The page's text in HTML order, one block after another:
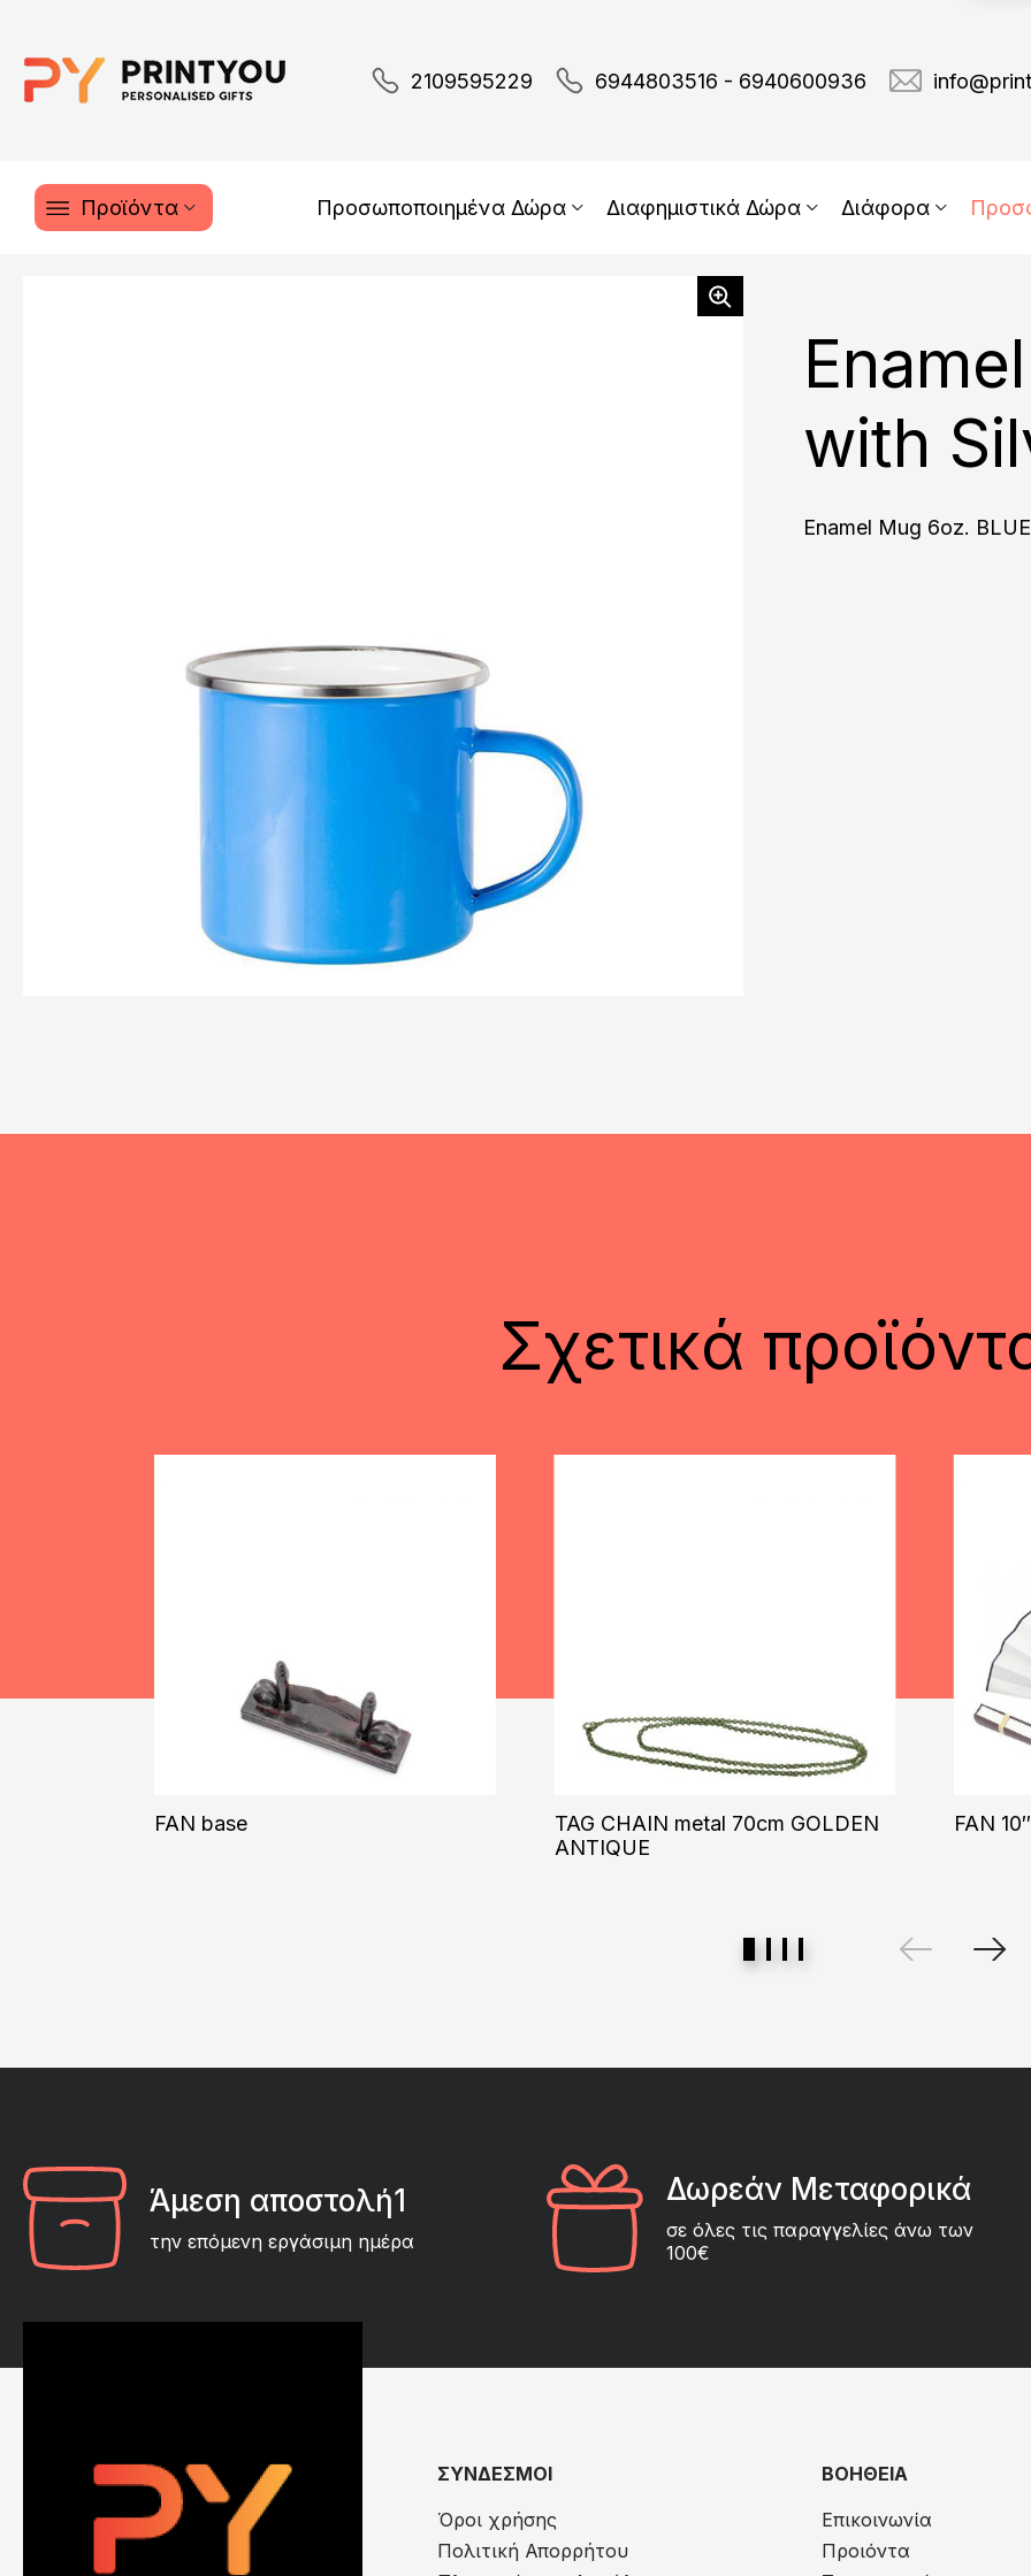
2109595229 6944803516 - 6940600936
Προϊόντα Προσωποποιημένα Δώρα Διαφημιστικά Δώρα Διάφορα
with
Enamel Mug 6oz.
Σχετικά
FAN base
TAG CHAIN metal 70cm GOLDEN
ANTIQUE
FAN 10″
Άμεση αποστολή1
την επόμενη εργάσιμη ημέρα
Δωρεάν Μεταφορικά
σε όλες τις παραγγελίες άνω των
100€
ΣΥΝΔΕΣΜΟΙ
Όροι χρήσης
Πολιτική Απορρήτου
ΒΟΗΘΕΙΑ
Επικοινωνία
Προιόντα